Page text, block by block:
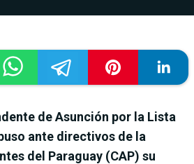
de Asunción por la Lista
ante directivos de la
del Paraguay (CAP) su